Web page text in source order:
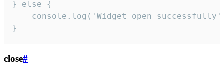
} else {
console.log('Widget open
}
close#